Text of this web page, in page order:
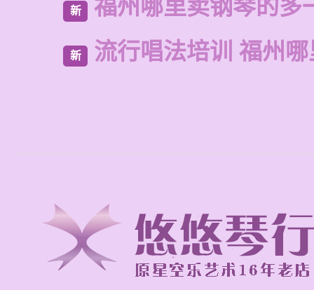
新 福州哪里卖钢琴的多
新 流行唱法培训 福州